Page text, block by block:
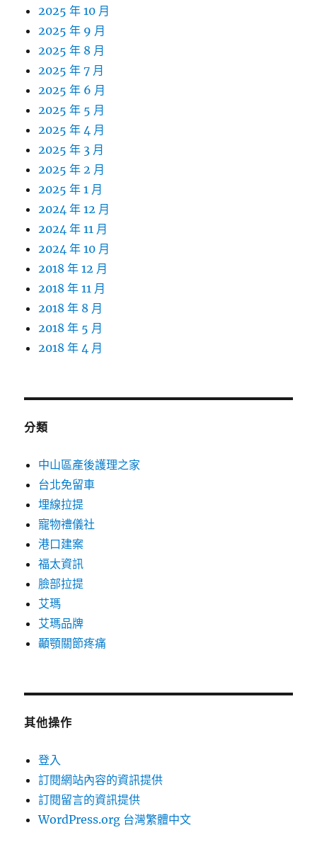
2025 年 10 月
2025 年 9 月
2025 年 8 月
2025 年 7 月
2025 年 6 月
2025 年 5 月
2025 年 4 月
2025 年 3 月
2025 年 2 月
2025 年 1 月
2024 年 12 月
2024 年 11 月
2024 年 10 月
2018 年 12 月
2018 年 11 月
2018 年 8 月
2018 年 5 月
2018 年 4 月
分類
中山區產後護理之家
台北免留車
埋線拉提
寵物禮儀社
港口建案
福太資訊
臉部拉提
艾瑪
艾瑪品牌
顳顎關節疼痛
其他操作
登入
訂閱網站內容的資訊提供
訂閱留言的資訊提供
WordPress.org 台灣繁體中文